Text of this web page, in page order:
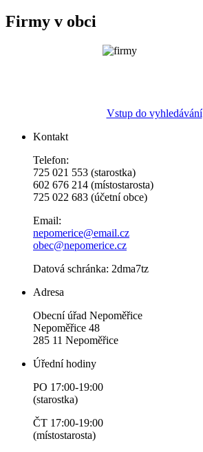
Firmy v obci
Vstup do vyhledávání
Kontakt
Telefon:
725 021 553 (starostka)
602 676 214 (místostarosta)
725 022 683 (účetní obce)
Email:
nepomerice@email.cz
obec@nepomerice.cz
Datová schránka: 2dma7tz
Adresa
Obecní úřad Nepoměřice
Nepoměřice 48
285 11 Nepoměřice
Úřední hodiny
PO 17:00-19:00
(starostka)
ČT 17:00-19:00
(místostarosta)